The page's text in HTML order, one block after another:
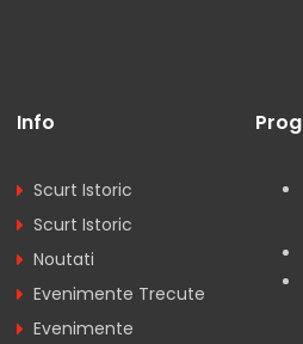
Info
Scurt Istoric
Scurt Istoric
Noutati
Evenimente Trecute
Evenimente